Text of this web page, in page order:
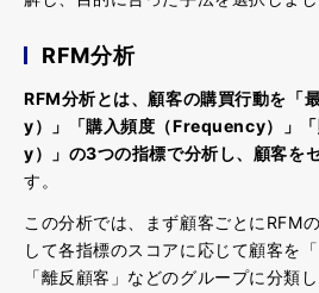
RFM分析
RFM分析とは、顧客の購買行動を「
y）」「購入頻度（Frequency）」
y）」の3つの指標で分析し、顧客を
す。
この分析では、まず顧客ごとにRFM
して各指標のスコアに応じて顧客を
「離反顧客」などのグループに分類